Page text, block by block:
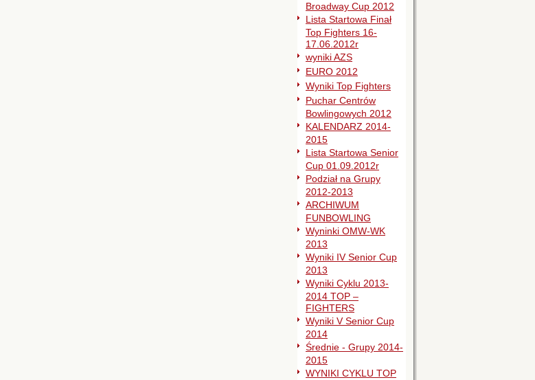
Broadway Cup 2012
Lista Startowa Finał
Top Fighters 16-
17.06.2012r
wyniki AZS
EURO 2012
Wyniki Top Fighters
Puchar Centrów
Bowlingowych 2012
KALENDARZ 2014-
2015
Lista Startowa Senior
Cup 01.09.2012r
Podział na Grupy
2012-2013
ARCHIWUM
FUNBOWLING
Wyninki OMW-WK
2013
Wyniki IV Senior Cup
2013
Wyniki Cyklu 2013-
2014 TOP –
FIGHTERS
Wyniki V Senior Cup
2014
Średnie - Grupy 2014-
2015
WYNIKI CYKLU TOP